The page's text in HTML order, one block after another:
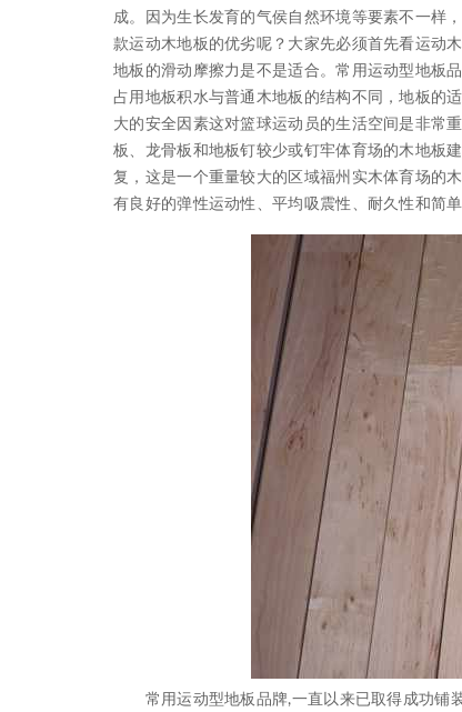
成。因为生长发育的气侯自然环境等要素不一样
款运动木地板的优劣呢？大家先必须首先看运动
地板的滑动摩擦力是不是适合。常用运动型地板
占用地板积水与普通木地板的结构不同，地板的
大的安全因素这对篮球运动员的生活空间是非常
板、龙骨板和地板钉较少或钉牢体育场的木地板
复，这是一个重量较大的区域福州实木体育场的
有良好的弹性运动性、平均吸震性、耐久性和简
常用运动型地板品牌,一直以来已取得成功铺